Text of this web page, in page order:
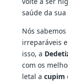
saúde da
Nós
irreparáveis
isso, a
com os
letal a cupim